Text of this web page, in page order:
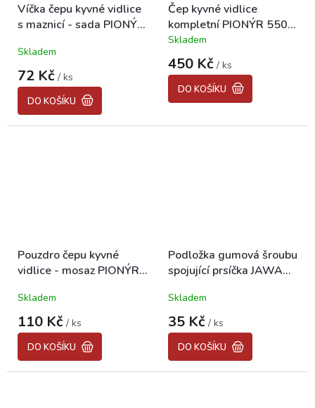
Víčka čepu kyvné vidlice
s maznicí - sada PIONÝR
Skladem
72 Kč / ks
DO KOŠÍKU
Čep kyvné vidlice
kompletní PIONÝR 550,
555
Průměrné
hodnocení
produktu
5,0
Skladem
450 Kč / ks
DO KOŠÍKU
Pouzdro čepu kyvné
vidlice - mosaz PIONÝR
Skladem
110 Kč / ks
DO KOŠÍKU
Podložka gumová šroubu
spojující prsíčka JAWA
Skladem
35 Kč / ks
DO KOŠÍKU